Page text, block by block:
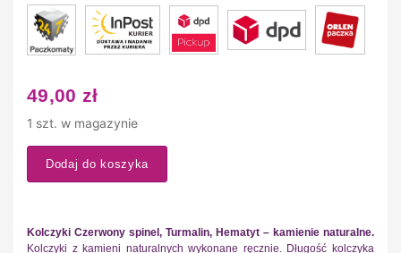
49,00 zł
1 szt. w magazynie
Dodaj do koszyka
Kolczyki Czerwony spinel, Turmalin, Hematyt – kamienie naturalne.
Kolczyki z kamieni naturalnych wykonane ręcznie. Długość kolczyka